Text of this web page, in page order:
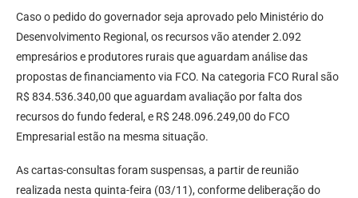
Caso o pedido do governador seja aprovado pelo Ministério do
Desenvolvimento Regional, os recursos vão atender 2.092
empresários e produtores rurais que aguardam análise das
propostas de financiamento via FCO. Na categoria FCO Rural são
R$ 834.536.340,00 que aguardam avaliação por falta dos
recursos do fundo federal, e R$ 248.096.249,00 do FCO
Empresarial estão na mesma situação.
As cartas-consultas foram suspensas, a partir de reunião
realizada nesta quinta-feira (03/11), conforme deliberação do